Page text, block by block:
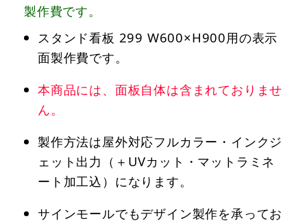
製作費です。
スタンド看板 299 W600×H900用の表示
面製作費です。
本商品には、面板自体は含まれておりませ
ん。
製作方法は屋外対応フルカラー・インクジ
ェット出力（＋UVカット・マットラミネ
ート加工込）になります。
サインモールでもデザイン製作を承ってお